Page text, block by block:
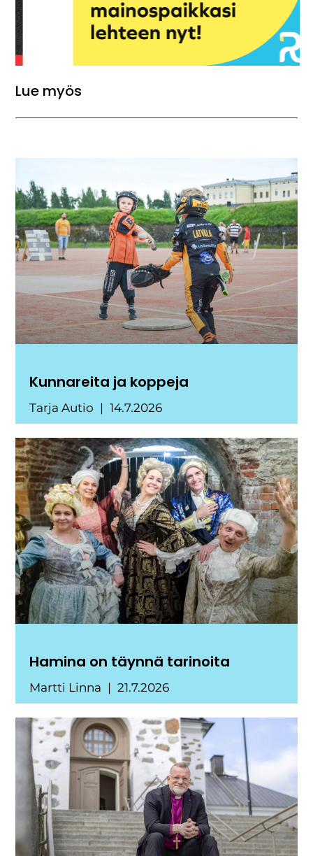
Lue myös
Kunnareita ja koppeja
Tarja Autio 14.7.2026
Hamina on täynnä tarinoita
Martti Linna 21.7.2026